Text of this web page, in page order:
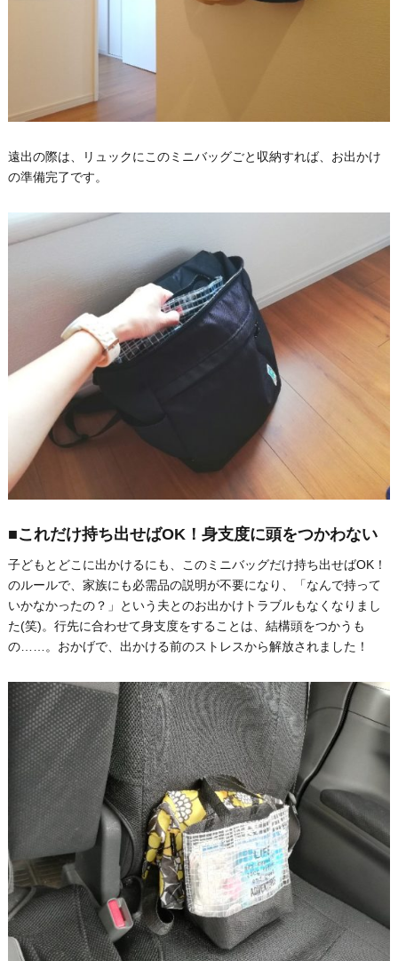
遠出の際は、リュックにこのミニバッグごと収納すれば、お出かけ
の準備完了です。
■これだけ持ち出せばOK！身支度に頭をつかわない
子どもとどこに出かけるにも、このミニバッグだけ持ち出せばOK！
のルールで、家族にも必需品の説明が不要になり、「なんで持って
いかなかったの？」という夫とのお出かけトラブルもなくなりまし
た(笑)。行先に合わせて身支度をすることは、結構頭をつかうも
の……。おかげで、出かける前のストレスから解放されました！